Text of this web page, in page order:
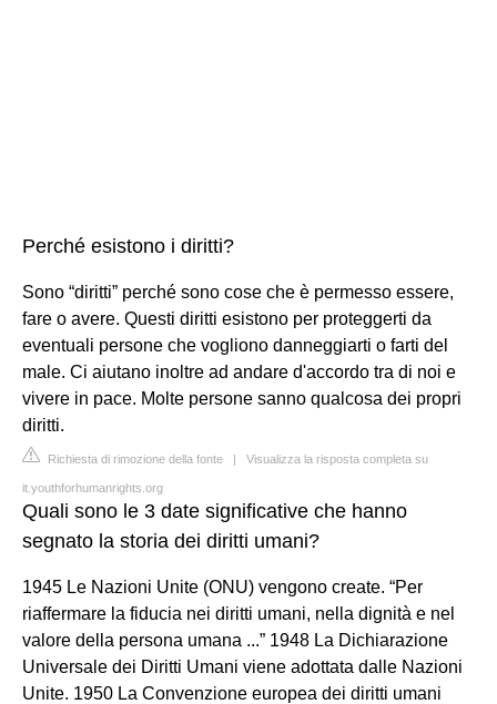
Perché esistono i diritti?
Sono “diritti” perché sono cose che è permesso essere,
fare o avere. Questi diritti esistono per proteggerti da
eventuali persone che vogliono danneggiarti o farti del
male. Ci aiutano inoltre ad andare d'accordo tra di noi e
vivere in pace. Molte persone sanno qualcosa dei propri
diritti.
Richiesta di rimozione della fonte | Visualizza la risposta completa su
it.youthforhumanrights.org
Quali sono le 3 date significative che hanno
segnato la storia dei diritti umani?
1945 Le Nazioni Unite (ONU) vengono create. “Per
riaffermare la fiducia nei diritti umani, nella dignità e nel
valore della persona umana ...” 1948 La Dichiarazione
Universale dei Diritti Umani viene adottata dalle Nazioni
Unite. 1950 La Convenzione europea dei diritti umani